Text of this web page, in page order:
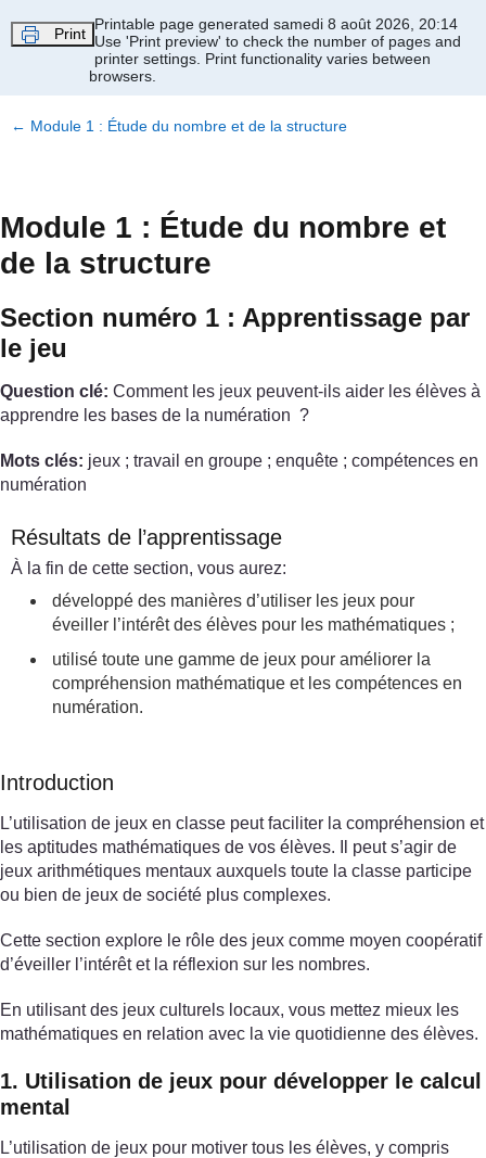
Print
Printable page generated samedi 8 août 2026, 20:14
Use 'Print preview' to check the number of pages and
printer settings. Print functionality varies between
browsers.
← Module 1 : Étude du nombre et de la structure
Module 1 : Étude du nombre et
de la structure
Section numéro 1 : Apprentissage par
le jeu
Question clé: Comment les jeux peuvent-ils aider les élèves à
apprendre les bases de la numération ?
Mots clés: jeux ; travail en groupe ; enquête ; compétences en
numération
Résultats de l’apprentissage
À la fin de cette section, vous aurez:
développé des manières d’utiliser les jeux pour
éveiller l’intérêt des élèves pour les mathématiques ;
utilisé toute une gamme de jeux pour améliorer la
compréhension mathématique et les compétences en
numération.
Introduction
L’utilisation de jeux en classe peut faciliter la compréhension et
les aptitudes mathématiques de vos élèves. Il peut s’agir de
jeux arithmétiques mentaux auxquels toute la classe participe
ou bien de jeux de société plus complexes.
Cette section explore le rôle des jeux comme moyen coopératif
d’éveiller l’intérêt et la réflexion sur les nombres.
En utilisant des jeux culturels locaux, vous mettez mieux les
mathématiques en relation avec la vie quotidienne des élèves.
1. Utilisation de jeux pour développer le calcul
mental
L’utilisation de jeux pour motiver tous les élèves, y compris